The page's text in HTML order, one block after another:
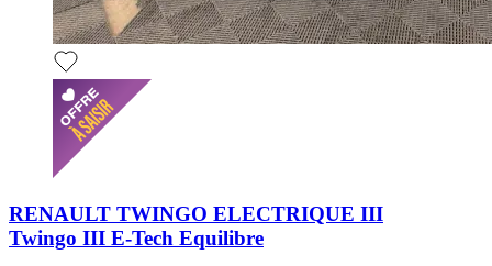
RENAULT TWINGO ELECTRIQUE III
Twingo III E-Tech Equilibre